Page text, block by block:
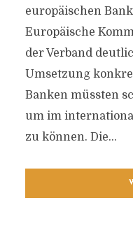
europäischen
Europäische
der Verband
Umsetzung
Banken müssten
um im
zu können. Die...